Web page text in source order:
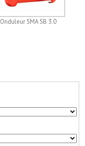
Onduleur SMA SB 3.0